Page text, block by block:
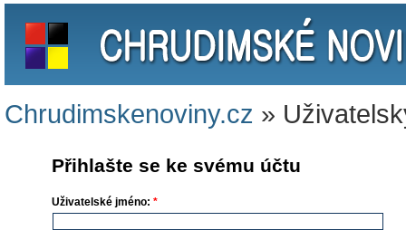
Chrudimskenoviny.cz »
Přihlašte se ke svému účtu
Uživatelské jméno:*